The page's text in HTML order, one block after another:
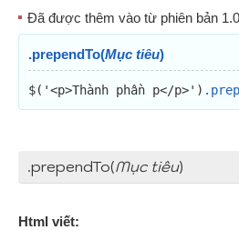
Đã được thêm vào từ phiên bản 1.0
.prependTo(Mục tiêu)
$('<p>Thành phần p</p>')
.prependTo(Mục tiêu)
Html viết: